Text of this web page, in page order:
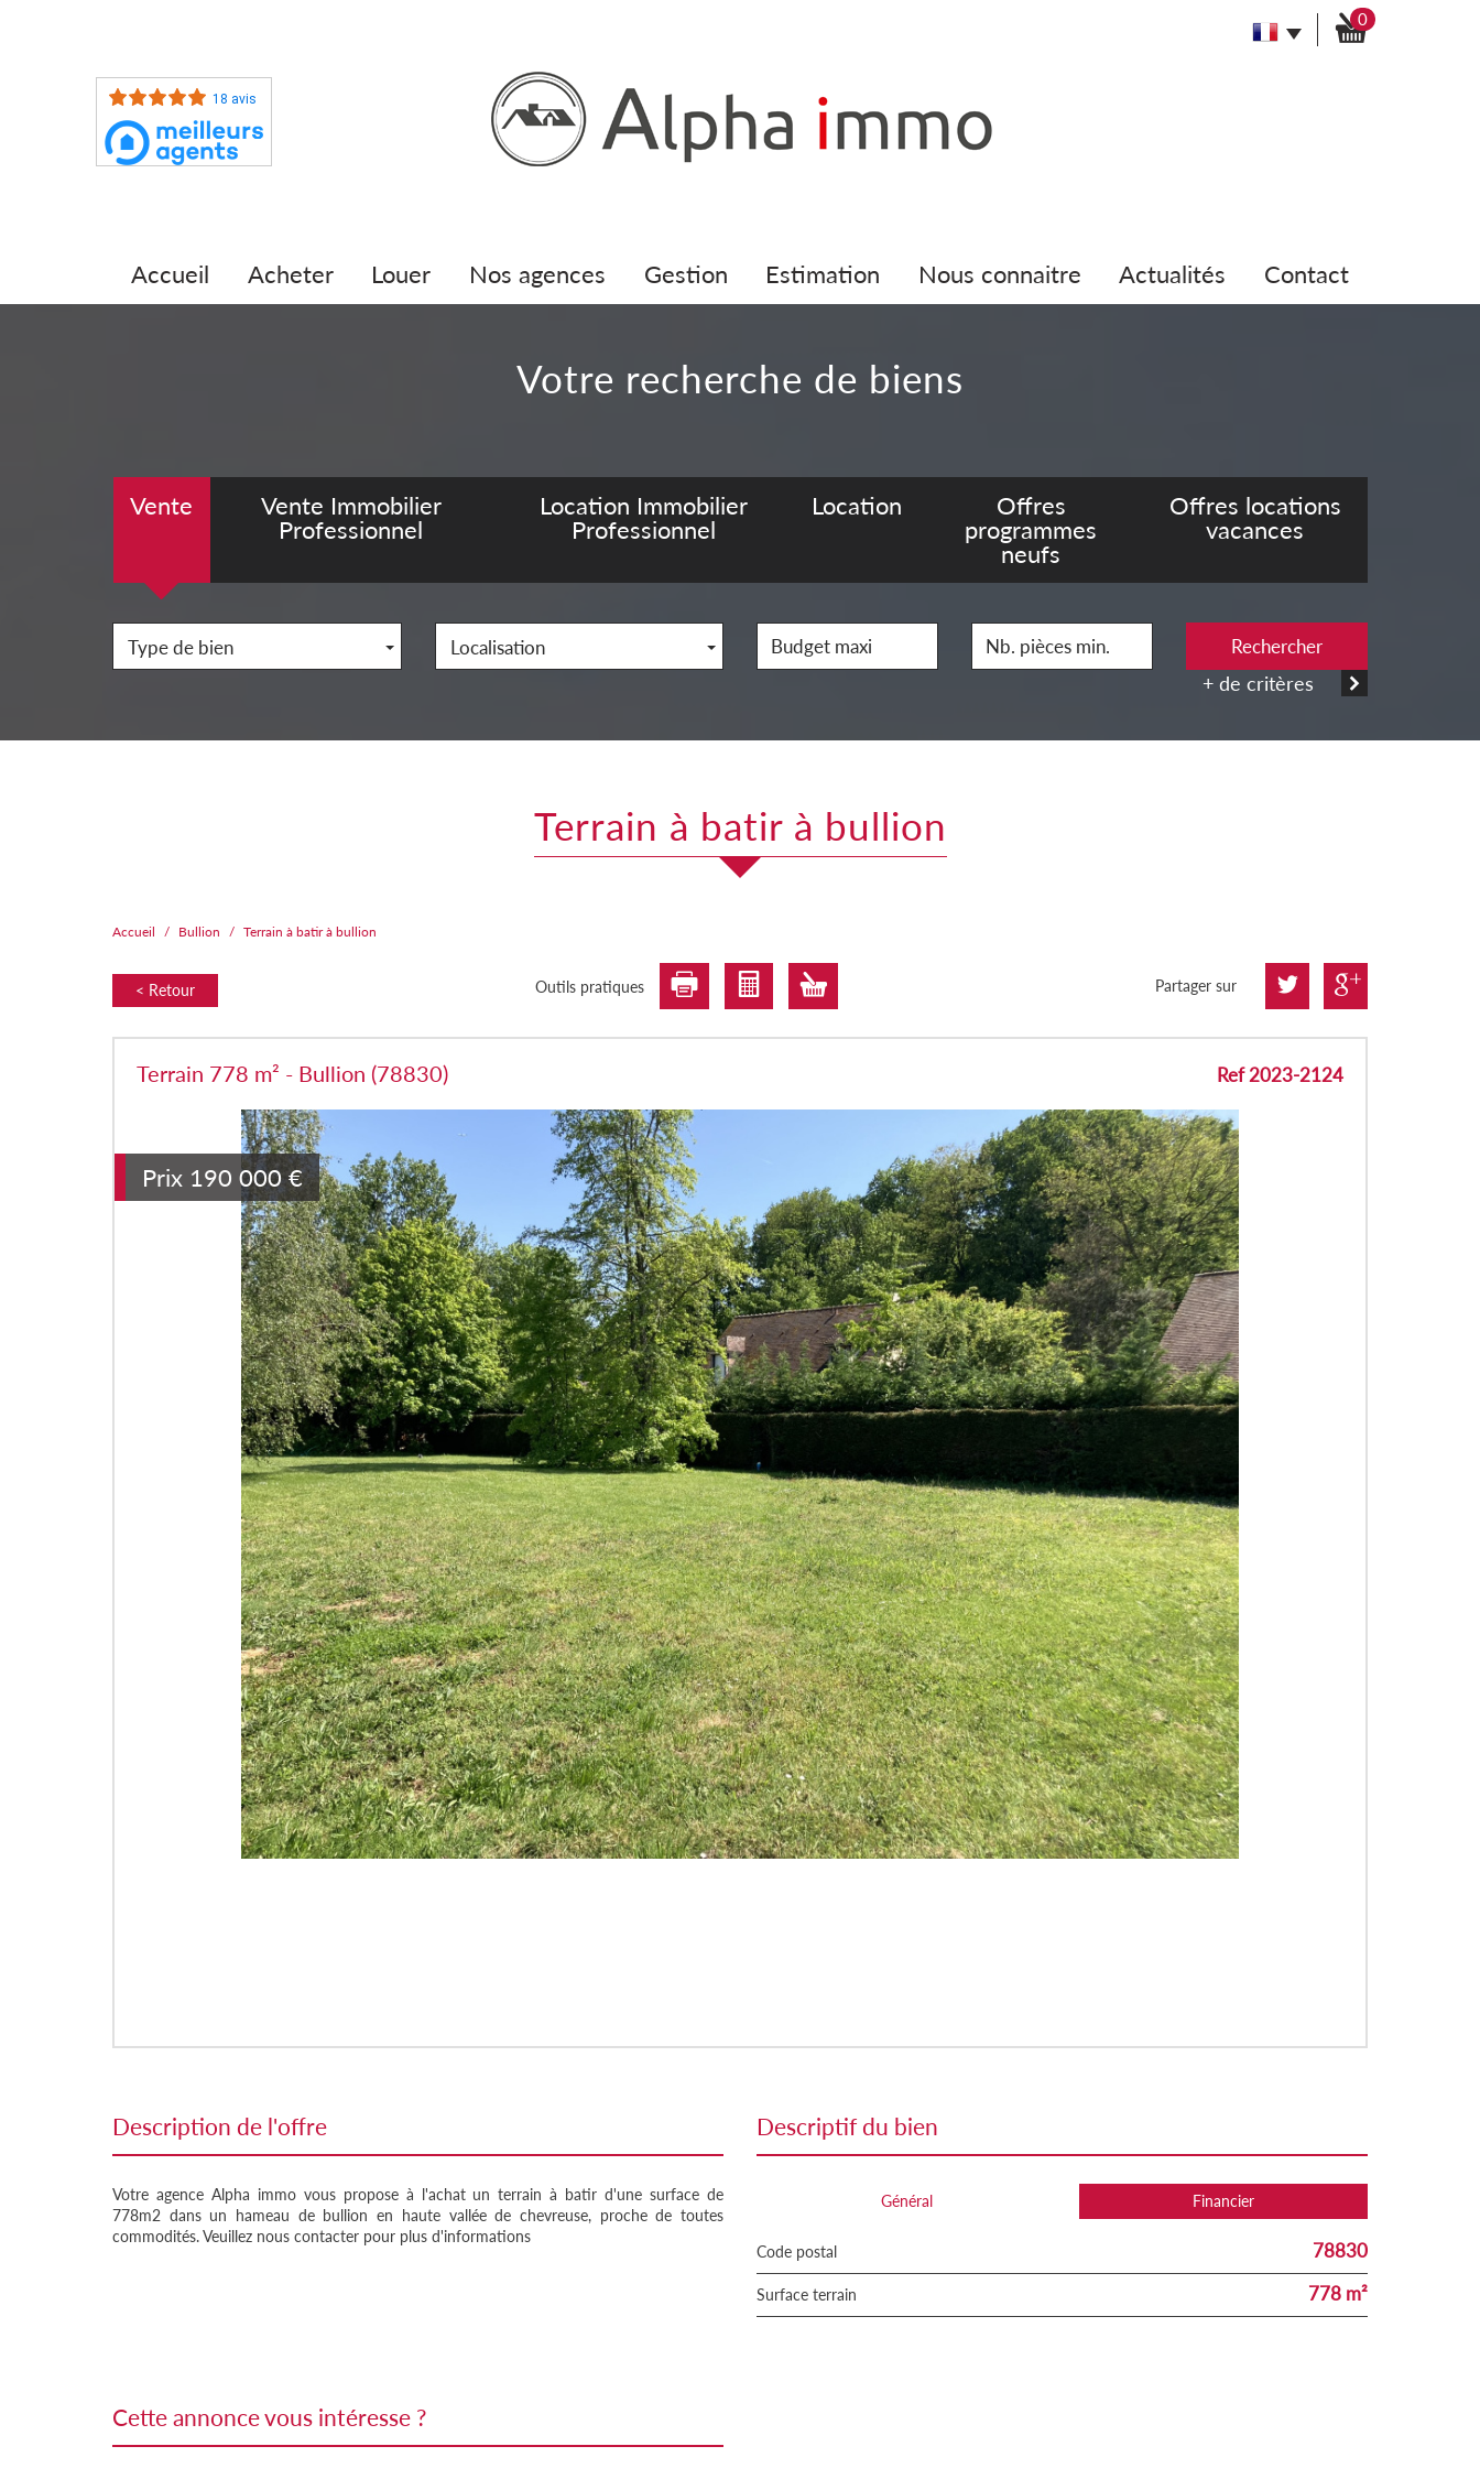
18 avis
0
accueil acheter louer nos agences gestion estimation nous connaitre actualités contact
votre recherche de biens
Vente
Vente Immobilier
Professionnel
Location Immobilier
Professionnel
Location
Offres
programmes
neufs
Offres locations
vacances
Type de bien Localisation Rechercher
+ de critères
terrain à batir à bullion
Accueil Bullion Terrain à batir à bullion
< Retour Outils pratiques Partager sur
Terrain 778 m² - Bullion (78830) Ref 2023-2124
Prix 190 000 €
description de l'offre
Votre agence Alpha immo vous propose à l'achat un terrain à batir d'une surface de
778m2 dans un hameau de bullion en haute vallée de chevreuse, proche de toutes
commodités. Veuillez nous contacter pour plus d'informations
descriptif du bien
Général Financier
Code postal 78830
surface terrain 778 m²
cette annonce vous intéresse ?